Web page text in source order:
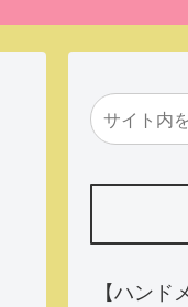
【ハン